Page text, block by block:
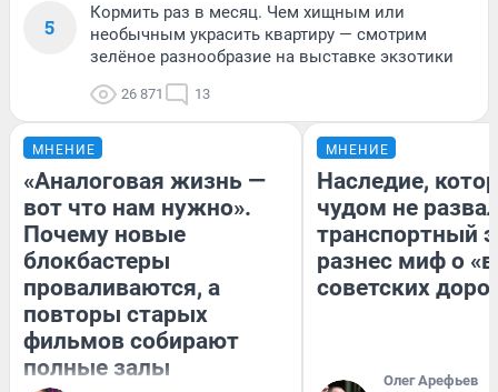
5
Кормить раз в месяц. Чем хищным или
необычным украсить квартиру — смотрим
зелёное разнообразие на выставке экзотики
26 871 13
МНЕНИЕ
«Аналоговая жизнь —
вот что нам нужно».
Почему новые
блокбастеры
проваливаются, а
повторы старых
фильмов собирают
полные залы
МНЕНИЕ
Наследие,
чудом не
транспортный
разнес миф о
советских
Олег Арефьев